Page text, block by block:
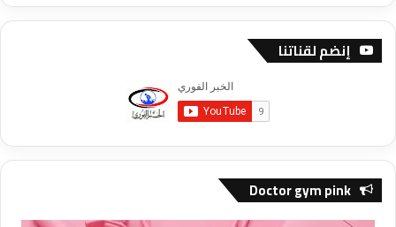
إنضم لقناتنا
Doctor gym pink